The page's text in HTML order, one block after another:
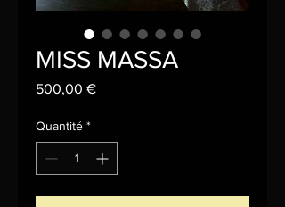
MISS MASSA
500,00 €Prix
Quantité *